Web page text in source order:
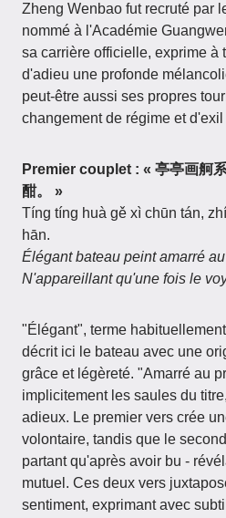
Zheng Wenbao fut recruté par
nommé à l'Académie
sa carrière officielle, exprime à
d'adieu une profonde
peut-être aussi ses propres
changement de régime et
Premier couplet : « 亭亭画舸
酣。 »
Tíng tíng huà gě xì chūn tán,
hān.
Élégant bateau peint amarré
N'appareillant qu'une fois le
"Élégant", terme
décrit ici le bateau avec une
grâce et légèreté. "Amarré au
implicitement les saules du
adieux. Le premier vers crée
volontaire, tandis que le
partant qu'après avoir bu -
mutuel. Ces deux vers
sentiment, exprimant avec